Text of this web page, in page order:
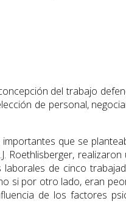
del trabajo
de personal,
que se
Roethlisberger,
de cinco
por otro lado, eran
de los factores